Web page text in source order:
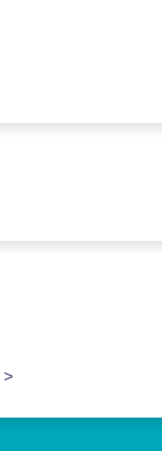
>